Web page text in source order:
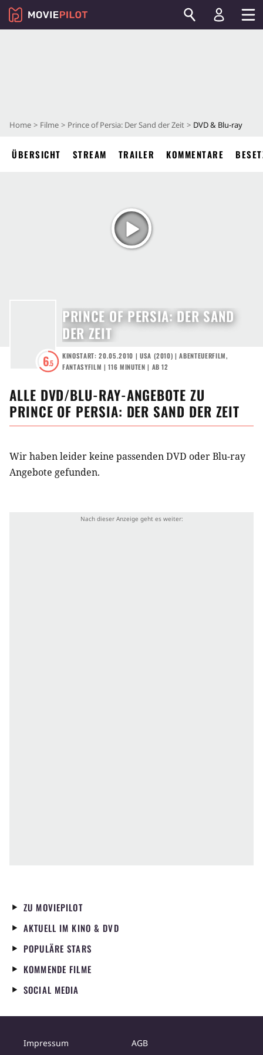
Home Filme Prince of Persia: Der Sand der Zeit DVD & Blu-ray
ÜBERSICHT STREAM TRAILER KOMMENTARE
6.5
PRINCE OF PERSIA: DER SAND
DER ZEIT
KINOSTART: 20.05.2010 | USA (2010) |ABENTEUERFILM,
FANTASYFILM | 116 MINUTEN | AB 12
ALLE DVD/BLU-RAY-ANGEBOTE ZU
PRINCE OF PERSIA: DER SAND DER ZEIT
Wir haben leider keine passenden DVD oder Blu-ray
Angebote gefunden.
ZU MOVIEPILOT
AKTUELL IM KINO & DVD
POPULÄRE STARS
KOMMENDE FILME
SOCIAL MEDIA
Impressum AGB